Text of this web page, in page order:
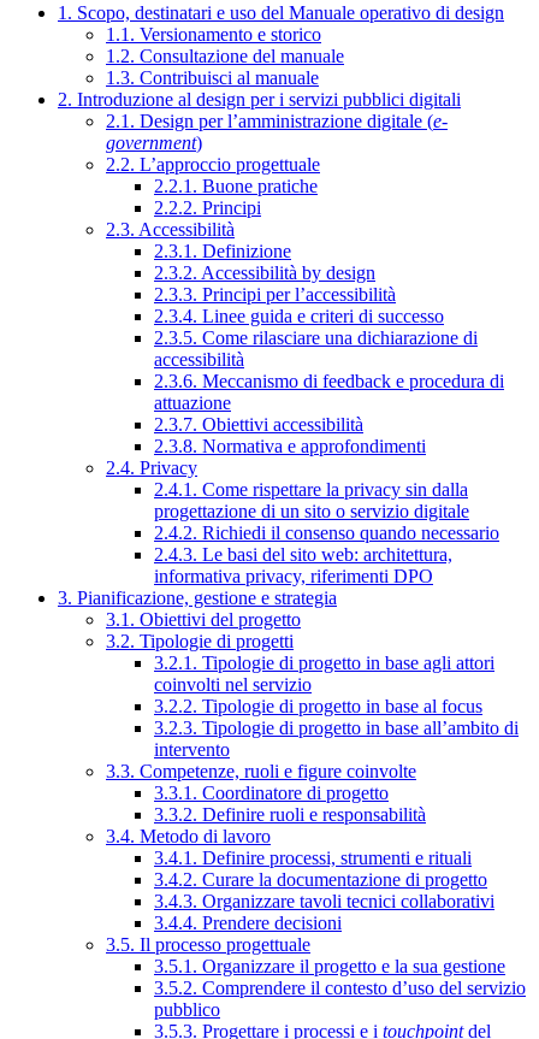
1. Scopo, destinatari e uso del Manuale operativo di design
1.1. Versionamento e storico
1.2. Consultazione del manuale
1.3. Contribuisci al manuale
2. Introduzione al design per i servizi pubblici digitali
2.1. Design per l’amministrazione digitale (e-
government)
2.2. L’approccio progettuale
2.2.1. Buone pratiche
2.2.2. Principi
2.3. Accessibilità
2.3.1. Definizione
2.3.2. Accessibilità by design
2.3.3. Principi per l’accessibilità
2.3.4. Linee guida e criteri di successo
2.3.5. Come rilasciare una dichiarazione di
accessibilità
2.3.6. Meccanismo di feedback e procedura di
attuazione
2.3.7. Obiettivi accessibilità
2.3.8. Normativa e approfondimenti
2.4. Privacy
2.4.1. Come rispettare la privacy sin dalla
progettazione di un sito o servizio digitale
2.4.2. Richiedi il consenso quando necessario
2.4.3. Le basi del sito web: architettura,
informativa privacy, riferimenti DPO
3. Pianificazione, gestione e strategia
3.1. Obiettivi del progetto
3.2. Tipologie di progetti
3.2.1. Tipologie di progetto in base agli attori
coinvolti nel servizio
3.2.2. Tipologie di progetto in base al focus
3.2.3. Tipologie di progetto in base all’ambito di
intervento
3.3. Competenze, ruoli e figure coinvolte
3.3.1. Coordinatore di progetto
3.3.2. Definire ruoli e responsabilità
3.4. Metodo di lavoro
3.4.1. Definire processi, strumenti e rituali
3.4.2. Curare la documentazione di progetto
3.4.3. Organizzare tavoli tecnici collaborativi
3.4.4. Prendere decisioni
3.5. Il processo progettuale
3.5.1. Organizzare il progetto e la sua gestione
3.5.2. Comprendere il contesto d’uso del servizio
pubblico
3.5.3. Progettare i processi e i touchpointdel